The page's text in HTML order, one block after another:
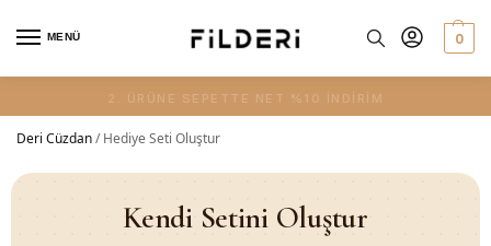
MENÜ 0
2. ÜRÜNE SEPETTE NET %10 İNDİRİM
Deri Cüzdan/Hediye Seti Oluştur
Kendi Setini Oluştur